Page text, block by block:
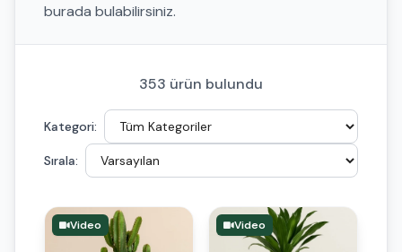
burada bulabilirsiniz.
353 ürün bulundu
Kategori:
Sırala:
Video Video